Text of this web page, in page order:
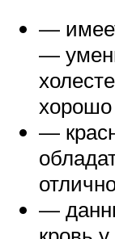
—
—
хорошо
—
—